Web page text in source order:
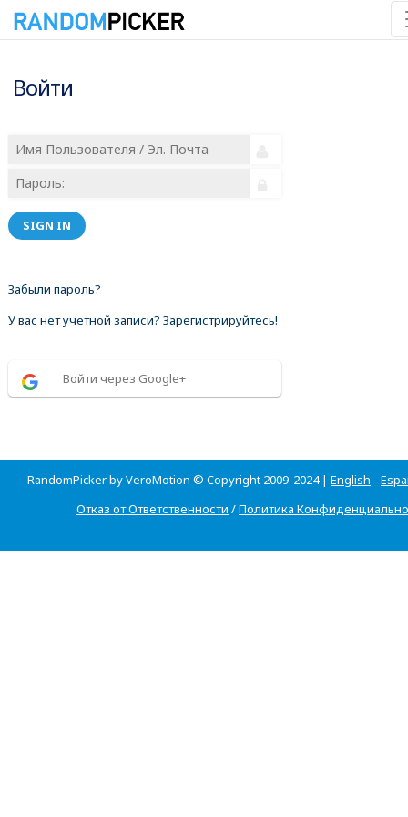
Войти
SIGN IN
Забыли пароль?
У вас нет учетной записи? Зарегистрируйтесь!
Войти через Google+
RandomPicker by VeroMotion © Copyright 2009-2024 | English -
Отказ от Ответственности /Политика